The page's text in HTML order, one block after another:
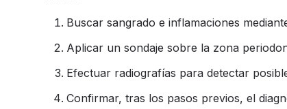
Buscar sangrado e inflamaciones
Aplicar un sondaje sobre la zona
Efectuar radiografías para detectar
Confirmar, tras los pasos previos, el